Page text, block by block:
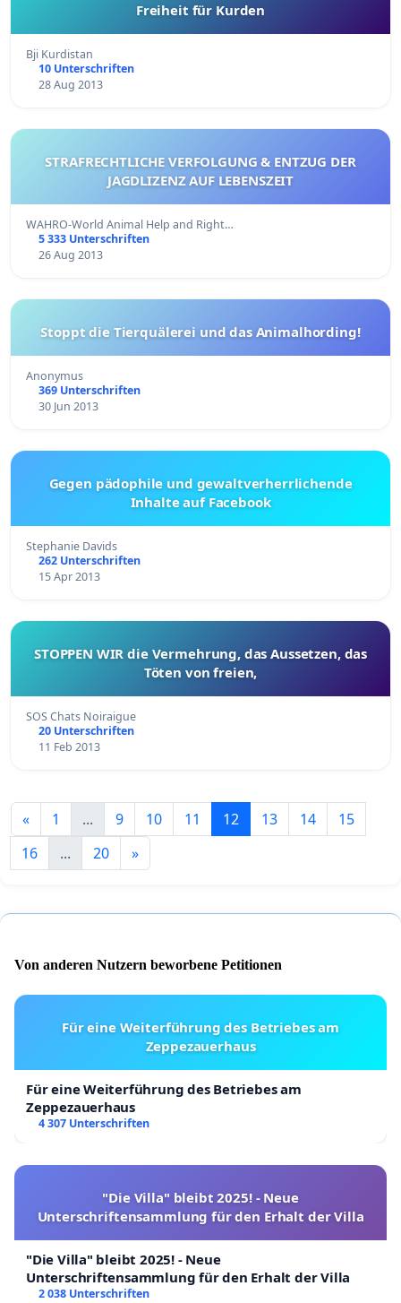
Freiheit für Kurden
Bji Kurdistan
10 Unterschriften
28 Aug 2013
STRAFRECHTLICHE VERFOLGUNG & ENTZUG DER
JAGDLIZENZ AUF LEBENSZEIT
WAHRO-World Animal Help and Right…
5 333 Unterschriften
26 Aug 2013
Stoppt die Tierquälerei und das Animalhording!
Anonymus
369 Unterschriften
30 Jun 2013
Gegen pädophile und gewaltverherrlichende
Inhalte auf Facebook
Stephanie Davids
262 Unterschriften
15 Apr 2013
STOPPEN WIR die Vermehrung, das Aussetzen, das
Töten von freien,
SOS Chats Noiraigue
20 Unterschriften
11 Feb 2013
« 1 ... 9 10 11 12 13 14
15
16
... 20 »
Von anderen Nutzern beworbene Petitionen
Für eine Weiterführung des Betriebes am
Zeppezauerhaus
Für eine Weiterführung des Betriebes am
Zeppezauerhaus
4 307 Unterschriften
"Die Villa" bleibt 2025! - Neue
Unterschriftensammlung für den Erhalt der Villa
"Die Villa" bleibt 2025! - Neue
Unterschriftensammlung für den Erhalt der Villa
2 038 Unterschriften